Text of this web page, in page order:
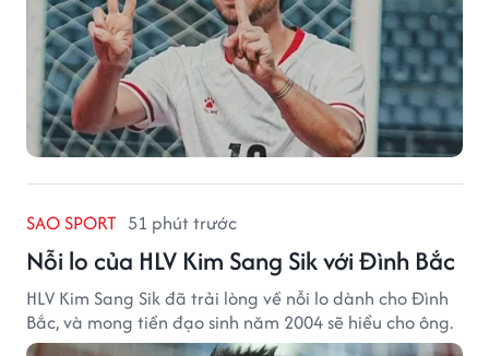
SAO SPORT 51 phút trước
Nỗi lo của HLV Kim Sang Sik với Đình Bắc
HLV Kim Sang Sik đã trải lòng về nỗi lo dành cho Đình
Bắc, và mong tiền đạo sinh năm 2004 sẽ hiểu cho ông.